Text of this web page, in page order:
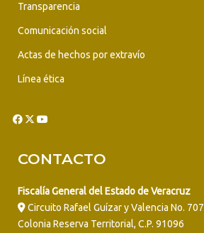
Transparencia
Comunicación social
Actas de hechos por extravío
Línea ética
CONTACTO
Fiscalía General del Estado de Veracruz
Circuito Rafael Guízar y Valencia No. 707
Colonia Reserva Territorial, C.P. 91096